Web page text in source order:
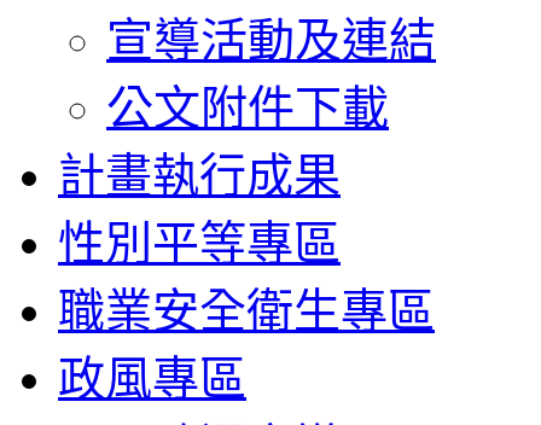
宣導活動及連結
公文附件下載
計畫執行成果
性別平等專區
職業安全衛生專區
政風專區